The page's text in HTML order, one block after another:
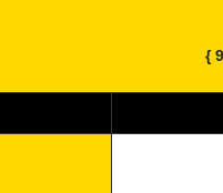
{